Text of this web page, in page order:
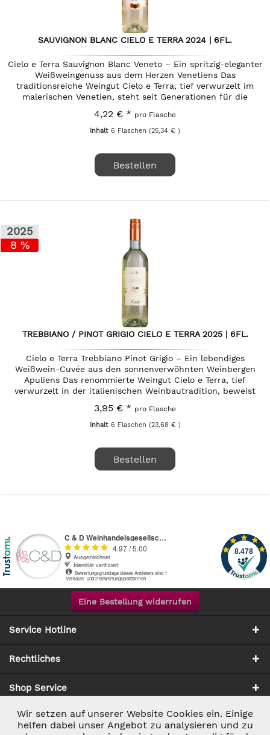
SAUVIGNON BLANC CIELO E TERRA 2024 | 6FL.
Cielo e Terra Sauvignon Blanc Veneto – Ein spritzig-eleganter
Weißweingenuss aus dem Herzen Venetiens Das
traditionsreiche Weingut Cielo e Terra, tief verwurzelt im
malerischen Venetien, steht seit Generationen für die
4,22 € * pro Flasche
Inhalt6 Flaschen(25,34 € )
Bestellen
2025
8 %
TREBBIANO / PINOT GRIGIO CIELO E TERRA 2025 | 6FL.
Cielo e Terra Trebbiano Pinot Grigio – Ein lebendiges
Weißwein-Cuvée aus den sonnenverwöhnten Weinbergen
Apuliens Das renommierte Weingut Cielo e Terra, tief
verwurzelt in der italienischen Weinbautradition, beweist
3,95 € * pro Flasche
Inhalt 6 Flaschen (23,68 € )
Bestellen
Eine Bestellung widerrufen
Service Hotline
Rechtliches
Shop Service
Zahlung & Versand
Notwendig Aktiv
Wir setzen auf unserer Website Cookies ein. Einige
helfen dabei unser Angebot zu analysieren und zu